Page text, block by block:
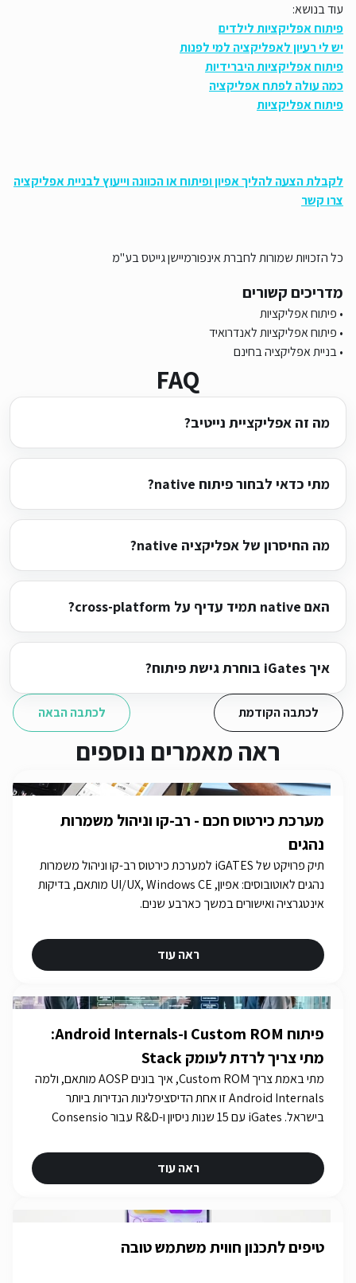
עוד בנושא:
פיתוח אפליקציות לילדים
יש לי רעיון לאפליקציה למי לפנות
פיתוח אפליקציות היברידיות
כמה עולה לפתח אפליקציה
פיתוח אפליקציות
לקבלת הצעה להליך אפיון ופיתוח או הכוונה וייעוץ לבניית אפליקציה
צרו קשר
כל הזכויות שמורות לחברת אינפורמיישן גייטס בע"מ
מדריכים קשורים
פיתוח אפליקציות
פיתוח אפליקציות לאנדרואיד
בניית אפליקציה בחינם
FAQ
מה זה אפליקציית נייטיב?
מתי כדאי לבחור פיתוח native?
מה החיסרון של אפליקציה native?
האם native תמיד עדיף על cross-platform?
איך iGates בוחרת גישת פיתוח?
לכתבה הבאה לכתבה הקודמת
ראה מאמרים נוספים
מערכת כירטוס חכם - רב-קו וניהול משמרות
נהגים
תיק פרויקט של iGATES למערכת כירטוס רב-קו וניהול משמרות
נהגים לאוטובוסים: אפיון, UI/UX, Windows CE מותאם, בדיקות
אינטגרציה ואישורים במשך כארבע שנים.
ראה עוד
פיתוח Custom ROM ו-Android Internals:
מתי צריך לרדת לעומק Stack
מתי באמת צריך Custom ROM, איך בונים AOSP מותאם, ולמה
Android Internals זו אחת הדיסציפלינות הנדירות ביותר
בישראל. iGates עם 15 שנות ניסיון ו-R&D עבור Consensio
ראה עוד
טיפים לתכנון חווית משתמש טובה